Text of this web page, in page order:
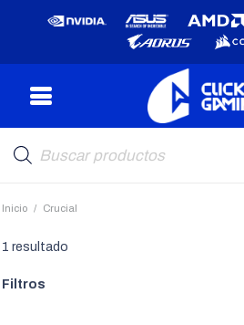
de
productos
Inicio / Crucial
1 resultado
Filtros